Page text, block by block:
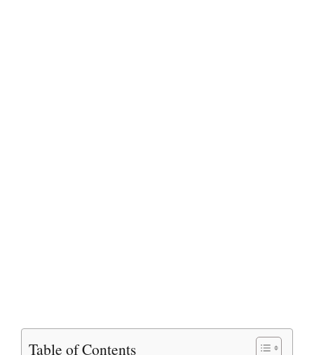
Table of Contents